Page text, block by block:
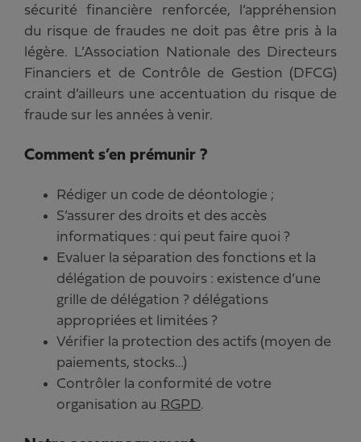
sécurité financière renforcée, l’appréhension
du risque de fraudes ne doit pas être pris à la
légère. L’Association Nationale des Directeurs
Financiers et de Contrôle de Gestion (DFCG)
craint d’ailleurs une accentuation du risque de
fraude sur les années à venir.
Comment s’en prémunir ?
Rédiger un code de déontologie ;
S’assurer des droits et des accès
informatiques : qui peut faire quoi ?
Evaluer la séparation des fonctions et la
délégation de pouvoirs : existence d’une
grille de délégation ? délégations
appropriées et limitées ?
Vérifier la protection des actifs (moyen de
paiements, stocks…)
Contrôler la conformité de votre
organisation au RGPD.